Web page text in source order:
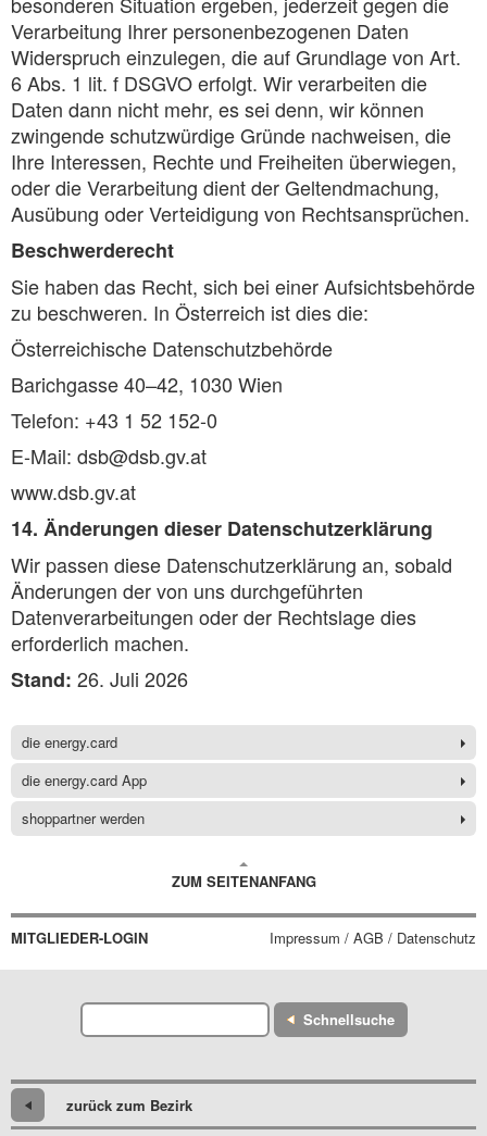
Verarbeitung Ihrer personenbezogenen Daten
Widerspruch einzulegen, die auf Grundlage von Art.
6 Abs. 1 lit. f DSGVO erfolgt. Wir verarbeiten die
Daten dann nicht mehr, es sei denn, wir können
zwingende schutzwürdige Gründe nachweisen, die
Ihre Interessen, Rechte und Freiheiten überwiegen,
oder die Verarbeitung dient der Geltendmachung,
Ausübung oder Verteidigung von Rechtsansprüchen.
Beschwerderecht
Sie haben das Recht, sich bei einer Aufsichtsbehörde
zu beschweren. In Österreich ist dies die:
Österreichische Datenschutzbehörde
Barichgasse 40–42, 1030 Wien
Telefon: +43 1 52 152-0
E-Mail: dsb@dsb.gv.at
www.dsb.gv.at
14. Änderungen dieser Datenschutzerklärung
Wir passen diese Datenschutzerklärung an, sobald
Änderungen der von uns durchgeführten
Datenverarbeitungen oder der Rechtslage dies
erforderlich machen.
Stand: 26. Juli 2026
die energy.card
die energy.card App
shoppartner werden
ZUM SEITENANFANG
MITGLIEDER-LOGIN Impressum / AGB / Datenschutz
Schnellsuche
zurück zum Bezirk